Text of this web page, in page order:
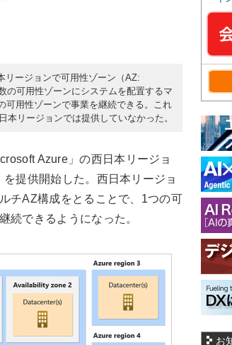
リージョンで可用性ゾーン（AZ:
の可用性ゾーンにシステムを配置するマ
可用性ゾーンで事業を継続できる。これ
リージョンでは提供していなかった。
Azure」の西日本リージョ
提供開始した。西日本リージョ
チAZ構成をとることで、1つの可
続できるようになった。
お